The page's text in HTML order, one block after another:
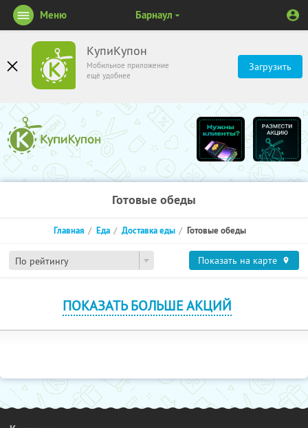
КупиКупон
Мобильное приложение
ещё удобнее
Загрузить
Меню Барнаул
Готовые обеды
По рейтингу
Главная Еда Доставка еды Готовые обеды
Показать на карте
ПОКАЗАТЬ БОЛЬШЕ АКЦИЙ